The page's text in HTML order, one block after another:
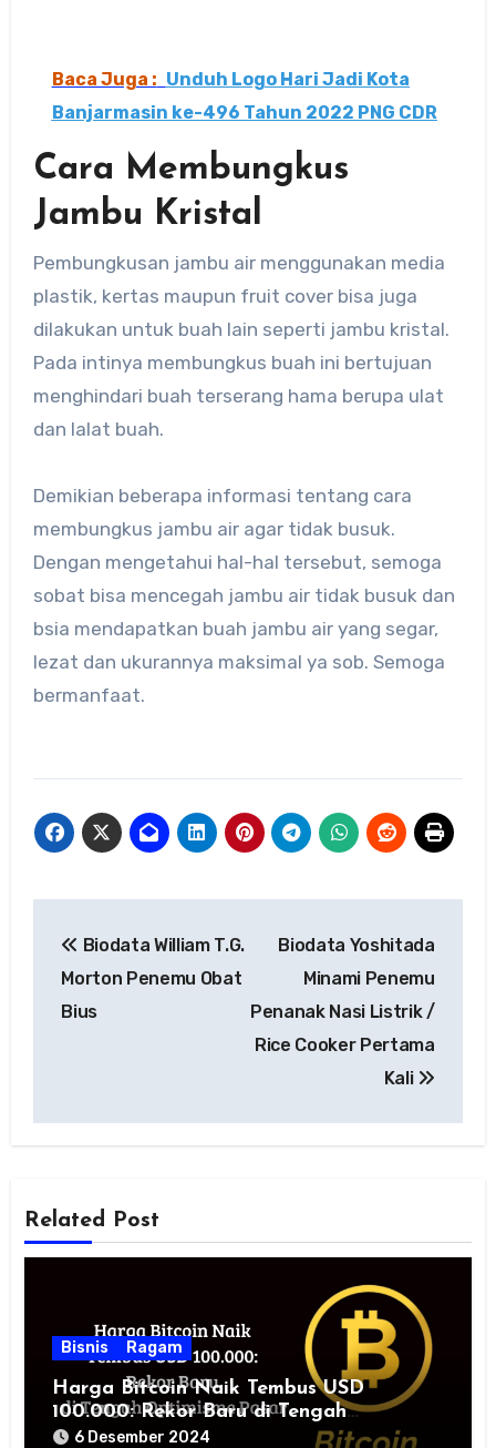
Baca Juga : Unduh Logo Hari Jadi Kota
Banjarmasin ke-496 Tahun 2022 PNG CDR
Cara Membungkus
Jambu Kristal
Pembungkusan jambu air menggunakan media
plastik, kertas maupun fruit cover bisa juga
dilakukan untuk buah lain seperti jambu kristal.
Pada intinya membungkus buah ini bertujuan
menghindari buah terserang hama berupa ulat
dan lalat buah.
Demikian beberapa informasi tentang cara
membungkus jambu air agar tidak busuk.
Dengan mengetahui hal-hal tersebut, semoga
sobat bisa mencegah jambu air tidak busuk dan
bsia mendapatkan buah jambu air yang segar,
lezat dan ukurannya maksimal ya sob. Semoga
bermanfaat.
pos
Biodata William T.G.
Morton Penemu Obat
Bius
Biodata Yoshitada
Minami Penemu
Penanak Nasi Listrik /
Rice Cooker Pertama
Kali
Related Post
Bisnis Ragam
Harga Bitcoin Naik Tembus USD
100.000: Rekor Baru di Tengah
Optimisme Pasar
6 Desember 2024